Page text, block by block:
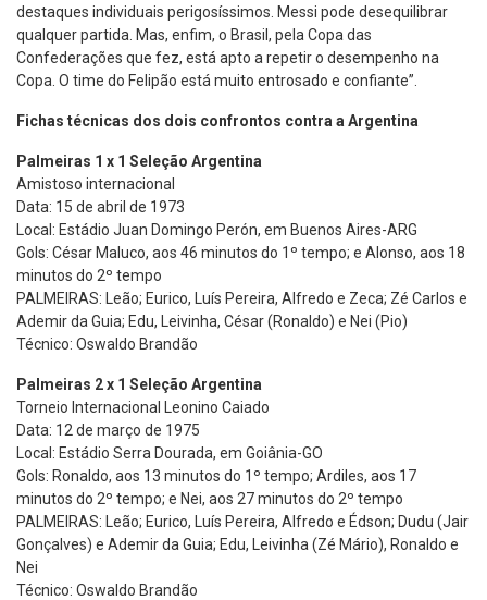
destaques individuais perigosíssimos. Messi pode desequilibrar
qualquer partida. Mas, enfim, o Brasil, pela Copa das
Confederações que fez, está apto a repetir o desempenho na
Copa. O time do Felipão está muito entrosado e confiante”.
Fichas técnicas dos dois confrontos contra a Argentina
Palmeiras 1 x 1 Seleção Argentina
Amistoso internacional
Data: 15 de abril de 1973
Local: Estádio Juan Domingo Perón, em Buenos Aires-ARG
Gols: César Maluco, aos 46 minutos do 1º tempo; e Alonso, aos 18
minutos do 2º tempo
PALMEIRAS: Leão; Eurico, Luís Pereira, Alfredo e Zeca; Zé Carlos e
Ademir da Guia; Edu, Leivinha, César (Ronaldo) e Nei (Pio)
Técnico: Oswaldo Brandão
Palmeiras 2 x 1 Seleção Argentina
Torneio Internacional Leonino Caiado
Data: 12 de março de 1975
Local: Estádio Serra Dourada, em Goiânia-GO
Gols: Ronaldo, aos 13 minutos do 1º tempo; Ardiles, aos 17
minutos do 2º tempo; e Nei, aos 27 minutos do 2º tempo
PALMEIRAS: Leão; Eurico, Luís Pereira, Alfredo e Édson; Dudu (Jair
Gonçalves) e Ademir da Guia; Edu, Leivinha (Zé Mário), Ronaldo e
Nei
Técnico: Oswaldo Brandão